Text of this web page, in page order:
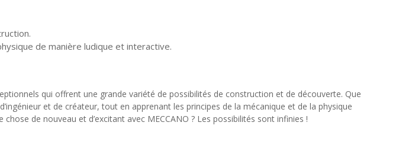
de manière ludique et interactive.
qui offrent une grande variété de possibilités de construction et de découverte. Que
et de créateur, tout en apprenant les principes de la mécanique et de la physique
de nouveau et d’excitant avec MECCANO ? Les possibilités sont infinies !